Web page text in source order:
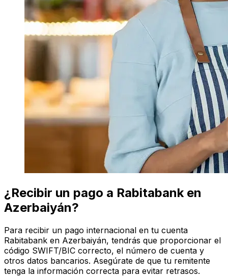
¿Recibir un pago a Rabitabank en
Azerbaiyán?
Para recibir un pago internacional en tu cuenta
Rabitabank en Azerbaiyán, tendrás que proporcionar el
código SWIFT/BIC correcto, el número de cuenta y
otros datos bancarios. Asegúrate de que tu remitente
tenga la información correcta para evitar retrasos.